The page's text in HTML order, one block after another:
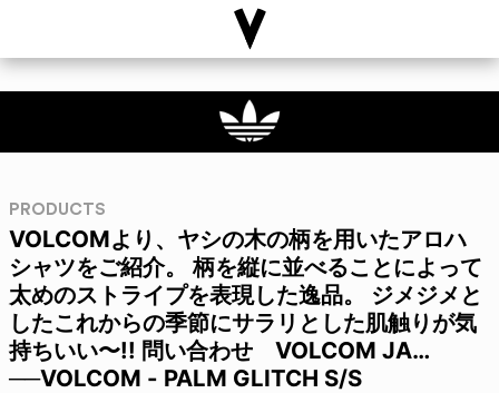
PRODUCTS
VOLCOMより、ヤシの木の柄を用いたアロハ
シャツをご紹介。 柄を縦に並べることによって
太めのストライプを表現した逸品。 ジメジメと
したこれからの季節にサラリとした肌触りが気
持ちいい〜!! 問い合わせ VOLCOM JA…
──VOLCOM - PALM GLITCH S/S